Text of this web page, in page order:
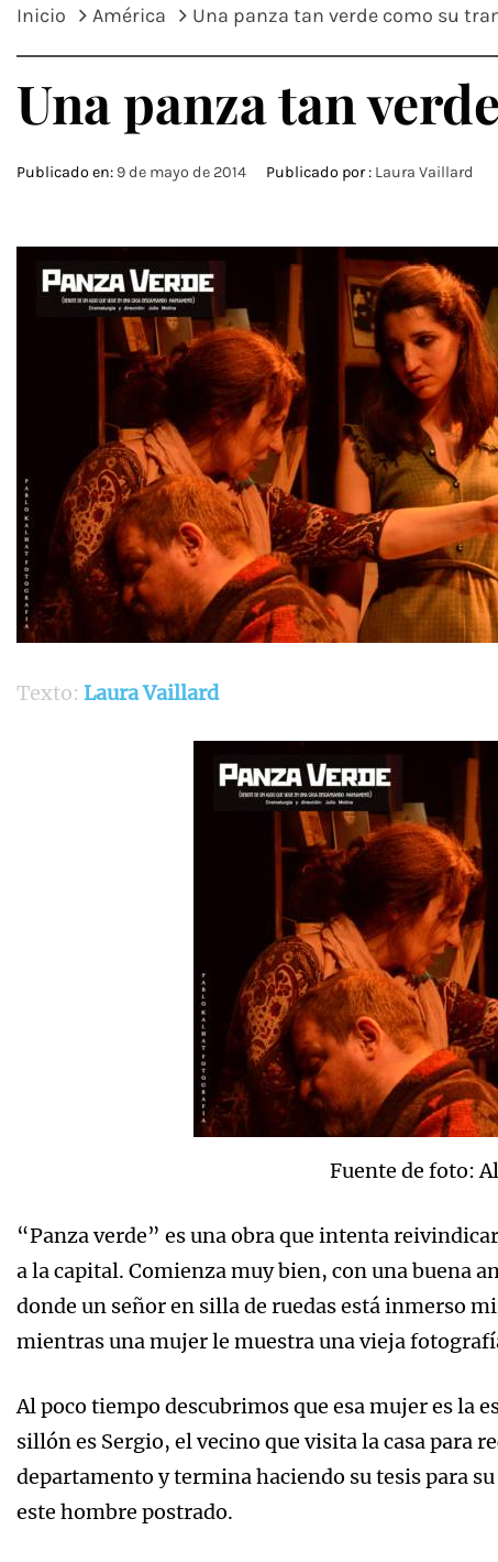
Inicio América Una panza tan verde como su
Una panza tan
Publicado en: 9 de mayo de 2014 Publicado por : Laura Vaillard
Texto: Laura Vaillard
Fuente de foto:
“Panza verde” es una obra que intenta
a la capital. Comienza muy bien, con una buena
donde un señor en silla de ruedas está inmerso
mientras una mujer le muestra una vieja
Al poco tiempo descubrimos que esa mujer es la
sillón es Sergio, el vecino que visita la casa para
departamento y termina haciendo su tesis para
este hombre postrado.